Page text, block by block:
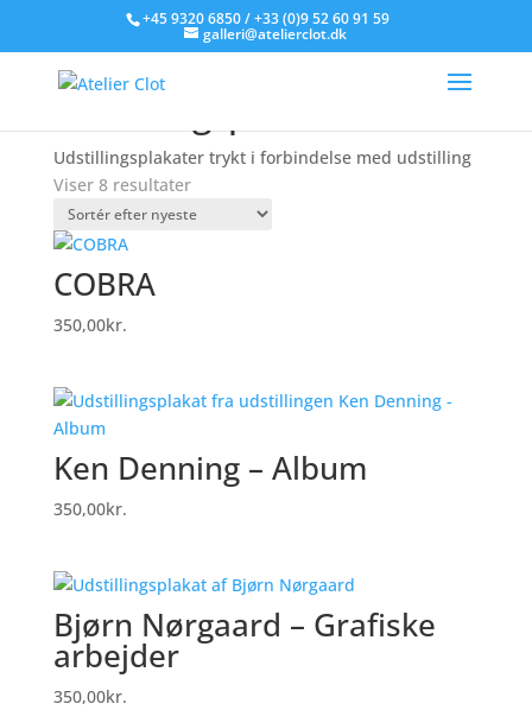
+45 9320 6850 / +33 (0)9 52 60 91 59
galleri@atelierclot.dk
Forside/Litografier til salg
Udstillingsplakater trykt i forbindelse med udstilling
Viser 8 resultaterSorteret
efter
COBRA
350,00kr.
Ken Denning – Album
350,00kr.
Bjørn Nørgaard – Grafiske
arbejder
350,00kr.